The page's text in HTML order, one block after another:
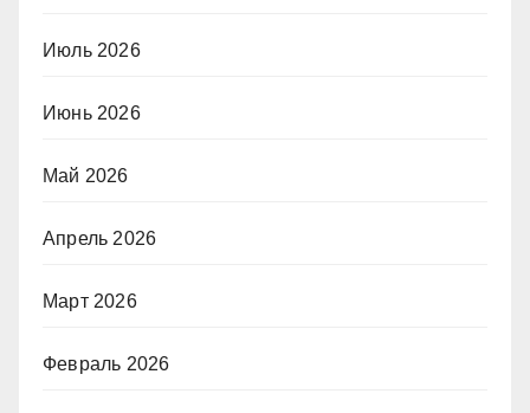
Июль 2026
Июнь 2026
Май 2026
Апрель 2026
Март 2026
Февраль 2026